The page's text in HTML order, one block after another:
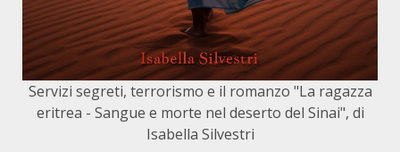
Servizi segreti, terrorismo e il romanzo "La ragazza
eritrea - Sangue e morte nel deserto del Sinai", di
Isabella Silvestri